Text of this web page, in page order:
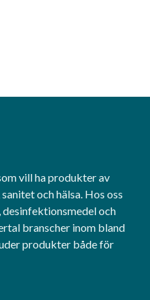
vill ha produkter av
och hälsa. Hos oss
och
branscher inom bland
produkter både för